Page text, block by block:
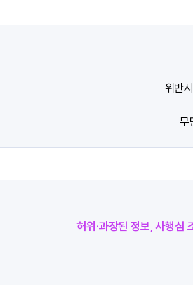
위반
무
허위·과장된 정보, 사행심